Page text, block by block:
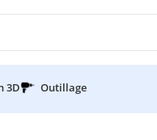
3D Outillage